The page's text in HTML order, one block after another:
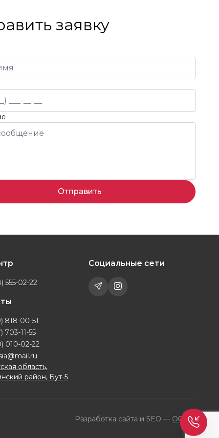
заявку
Отправить
555-02-22
818-00-51
703-11-55
010-02-22
область,
район, Бут-5
Социальные сети
Разработка сайта и SEO — OQILA